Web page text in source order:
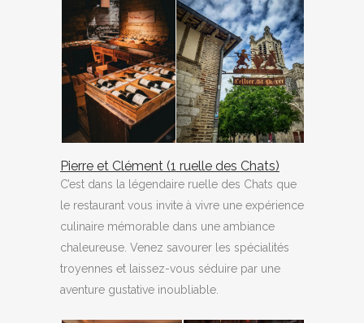
Pierre et Clément (1 ruelle des Chats)
C’est dans la légendaire ruelle des Chats que
le restaurant vous invite à vivre une expérience
culinaire mémorable dans une ambiance
chaleureuse. Venez savourer les spécialités
troyennes et laissez-vous séduire par une
aventure gustative inoubliable.